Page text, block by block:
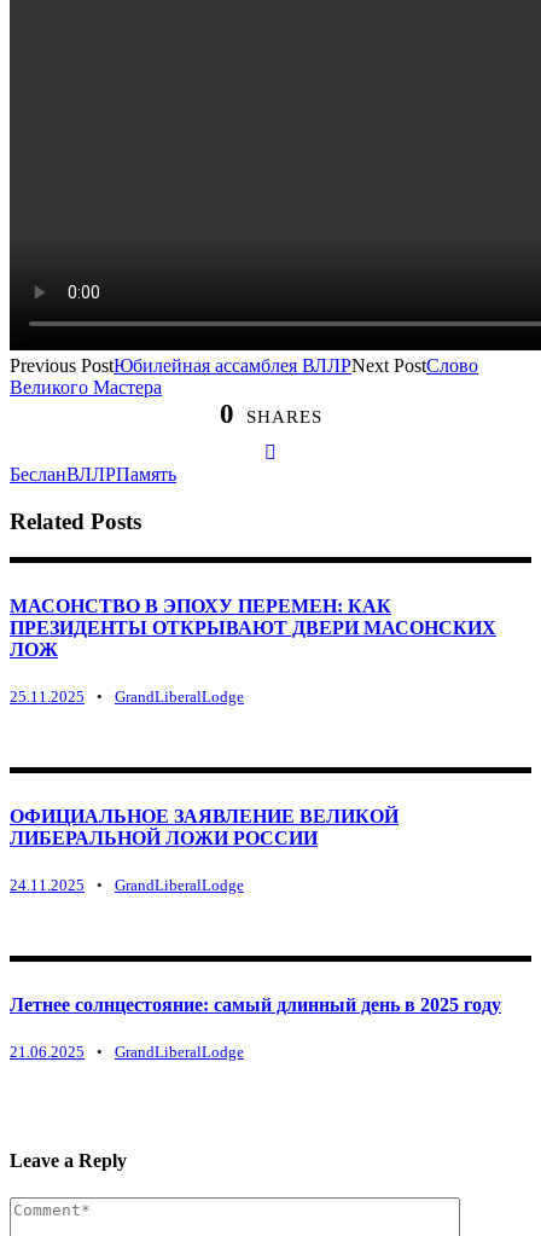
Previous PostЮбилейная ассамблея ВЛЛРNext PostСлово
Великого Мастера
0 SHARES
БесланВЛЛРПамять
Related Posts
МАСОНСТВО В ЭПОХУ ПЕРЕМЕН: КАК
ПРЕЗИДЕНТЫ ОТКРЫВАЮТ ДВЕРИ МАСОНСКИХ
ЛОЖ
25.11.2025 • GrandLiberalLodge
ОФИЦИАЛЬНОЕ ЗАЯВЛЕНИЕ ВЕЛИКОЙ
ЛИБЕРАЛЬНОЙ ЛОЖИ РОССИИ
24.11.2025 • GrandLiberalLodge
Летнее солнцестояние: самый длинный день в 2025 году
21.06.2025 • GrandLiberalLodge
Leave a Reply